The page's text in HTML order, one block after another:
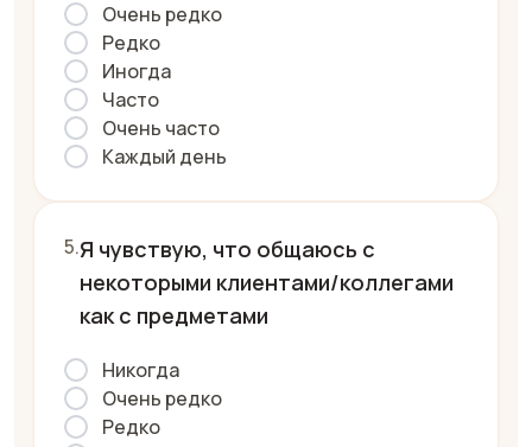
Очень редко
Редко
Иногда
Часто
Очень часто
Каждый день
Я чувствую, что общаюсь с
некоторыми клиентами/коллегами
как с предметами
Никогда
Очень редко
Редко